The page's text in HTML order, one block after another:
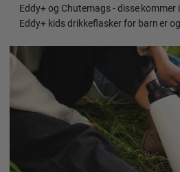
Eddy+ og Chutemags - disse
Eddy+ kids drikkeflasker for barn er